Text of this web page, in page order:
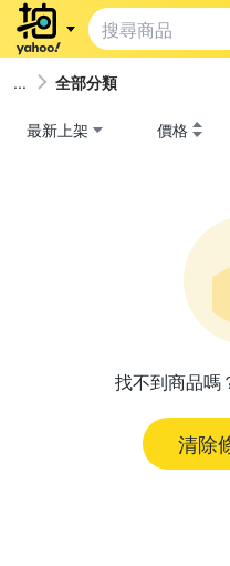
全部分類
最新上架 價格
找不到商品嗎
清除